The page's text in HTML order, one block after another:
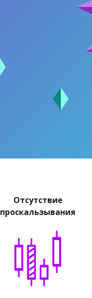
Отсутствие
проскальзывания